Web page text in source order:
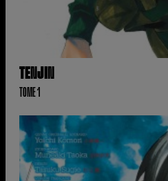
TENJIN
TOME 1